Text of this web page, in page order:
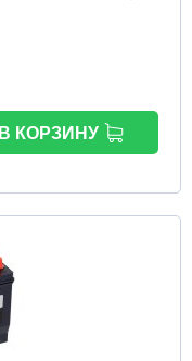
В КОРЗИНУ